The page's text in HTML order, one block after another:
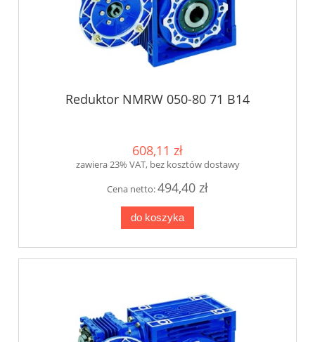
Reduktor NMRW 050-80 71 B14
608,11 zł
zawiera 23% VAT, bez kosztów dostawy
Cena netto:494,40 zł
do koszyka